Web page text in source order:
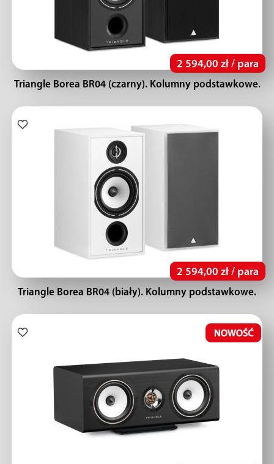
2 594,00 zł / para
Triangle Borea BR04 (czarny). Kolumny podstawkowe.
2 594,00 zł / para
Triangle Borea BR04 (biały). Kolumny podstawkowe.